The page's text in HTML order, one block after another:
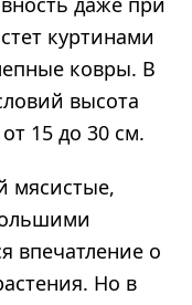
куртинами
ковры. В
высота
15 до 30 см.
мясистые,
впечатление о
Но в